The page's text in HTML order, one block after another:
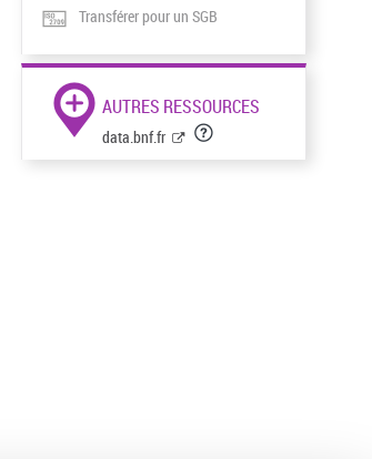
Transférer pour un SGB
AUTRES RESSOURCES
data.bnf.fr